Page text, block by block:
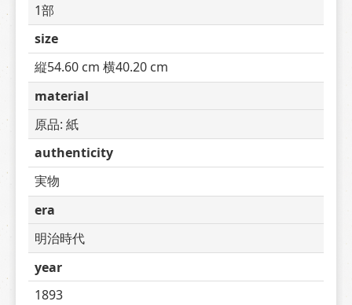
1部
size
縦54.60 cm 横40.20 cm
material
原品: 紙
authenticity
実物
era
明治時代
year
1893